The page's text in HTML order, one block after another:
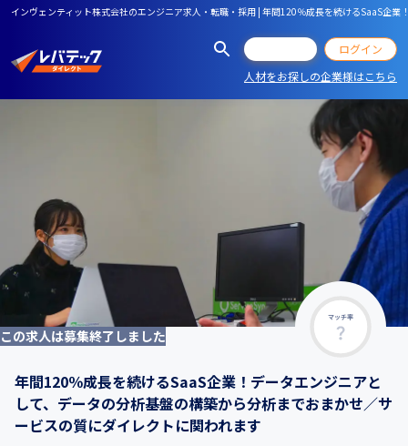
インヴェンティット株式会社のエンジニア求人・転職・採用 | 年間120％成長を続けるSaaS企
ログイン
人材をお探しの企業様はこちら
マッチ率
この求人は募集終了しました
年間120％成長を続けるSaaS企業！データエンジニアと
して、データの分析基盤の構築から分析までおまかせ／サ
ービスの質にダイレクトに関われます